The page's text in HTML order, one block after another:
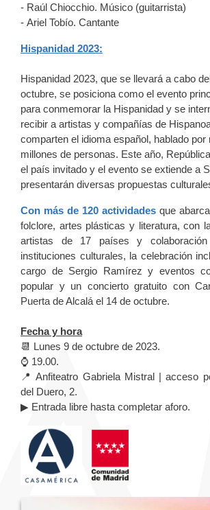
- Raúl Chiocchio. Músico (guitarrista)
- Ariel Tobío. Cantante
Hispanidad 2023:
Hispanidad 2023, que se llevará a cabo
octubre, se posiciona como el evento
para conmemorar la Hispanidad y se
recibir a artistas y compañías de
comparten el idioma español, hablado por
millones de personas. Este año,
el país invitado y el evento se extiende a
presentarán diversas propuestas
Con más de 120 actividades que
folclore, artes plásticas y literatura, con
artistas de 17 países y colaboración
instituciones culturales, la celebración
cargo de Sergio Ramírez y eventos
popular y un concierto gratuito con
Puerta de Alcalá el 14 de octubre.
Fecha y hora
📆 Lunes 9 de octubre de 2023.
⌚️ 19.00.
📍 Anfiteatro Gabriela Mistral | acceso
del Duero, 2.
▶ Entrada libre hasta completar aforo.